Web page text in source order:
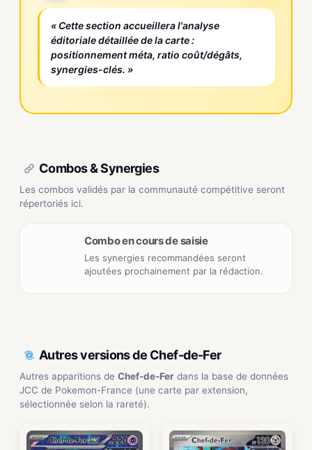
« Cette section accueillera l'analyse
éditoriale détaillée de la carte :
positionnement méta, ratio coût/dégâts,
synergies-clés. »
Combos & Synergies
Les combos validés par la communauté compétitive seront
répertoriés ici.
Combo en cours de saisie
Les synergies recommandées seront
ajoutées prochainement par la rédaction.
Autres versions de Chef-de-Fer
Autres apparitions de Chef-de-Fer dans la base de données
JCC de Pokemon-France (une carte par extension,
sélectionnée selon la rareté).